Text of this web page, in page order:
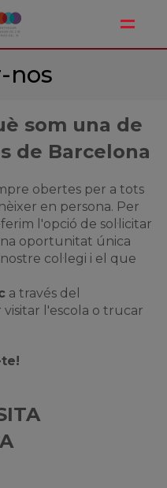
nos
som una de
de Barcelona
obertes per a tots
en persona. Per
l'opció de sol·licitar
oportunitat única
col·legi i el que
a través del
visitar l'escola o trucar